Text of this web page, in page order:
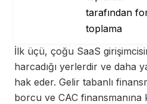
tarafından
toplama
İlk üçü, çoğu SaaS
harcadığı yerlerdir ve daha
hak eder. Gelir tabanlı
borcu ve CAC finansmanına